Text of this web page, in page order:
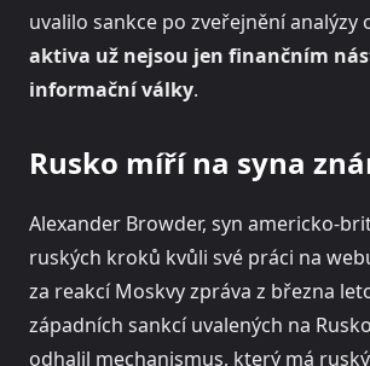
uvalilo sankce po zveřejnění analýzy
aktiva už nejsou jen finančním
informační války.
Rusko míří na syna
Alexander Browder, syn americko-
ruských kroků kvůli své práci na
za reakcí Moskvy zpráva z března
západních sankcí uvalených na
odhalil mechanismus, který má